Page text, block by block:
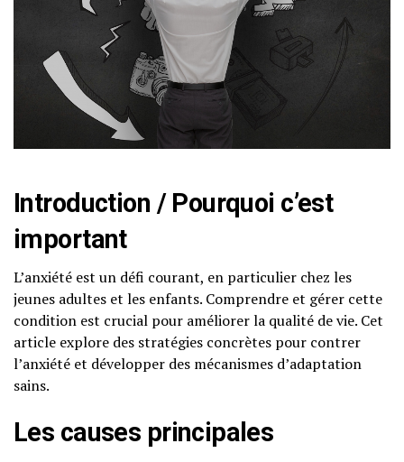
Introduction / Pourquoi c’est
important
L’anxiété est un défi courant, en particulier chez les
jeunes adultes et les enfants. Comprendre et gérer cette
condition est crucial pour améliorer la qualité de vie. Cet
article explore des stratégies concrètes pour contrer
l’anxiété et développer des mécanismes d’adaptation
sains.
Les causes principales